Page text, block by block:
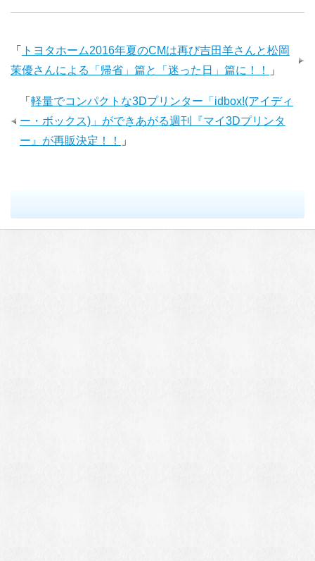
「
トヨタホーム2016年夏のCMは再び吉田羊さんと松岡
茉優さんによる「帰省」篇と「迷った日」篇に！！
」
「 軽量でコンパクトな3Dプリンター「idbox!(アイディ
ー・ボックス)」ができあがる週刊『マイ3Dプリンタ
ー』が再販決定！！
」